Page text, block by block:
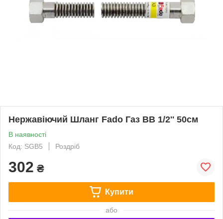
Нержавіючий Шланг Fado Газ ВВ 1/2'' 50см
В наявності
Код: SGB5
Роздріб
302 ₴
Купити
або